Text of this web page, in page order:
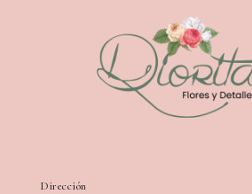
Dirección